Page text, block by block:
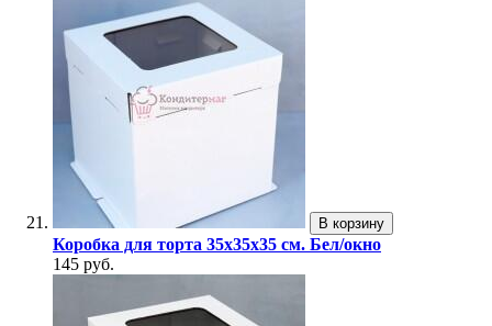
В корзину
Коробка для торта 35х35х35 см. Бел/окно
145 руб.